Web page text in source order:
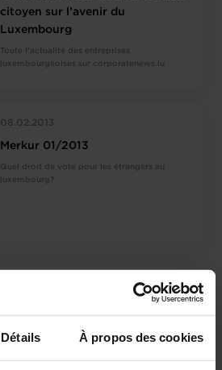
Détails À propos des cookies
citoyen sur l’avenir du
Luxembourg
Toute l’actualité des entreprises
luxembourgeoises sur corporatenews.lu
08.02.2013
Merkur 01/2013
Quel droit de vote pour les étrangers au
luxembourg?
Enquête Eurochambres 2013: un tableau
alarmant de l’économie luxembourgeoise